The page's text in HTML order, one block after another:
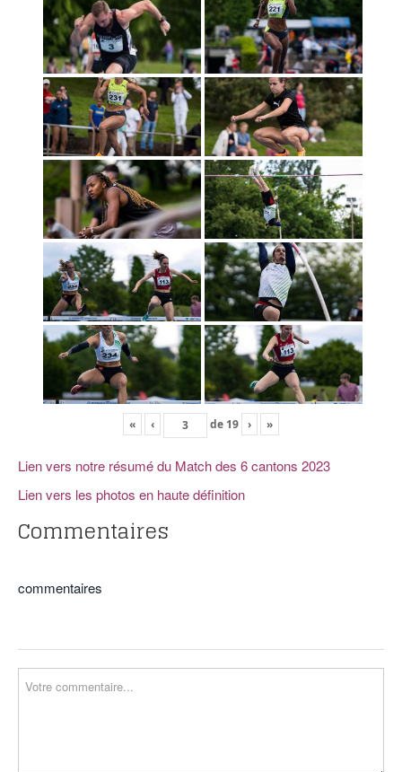
« ‹ de 19 › »
Lien vers notre résumé du Match des 6 cantons 2023
Lien vers les photos en haute définition
Commentaires
commentaires